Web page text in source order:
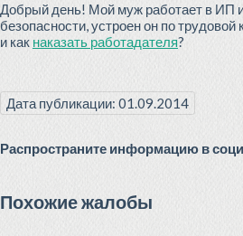
Добрый день! Мой муж работает в ИП и
безопасности, устроен он по
и как наказать работадателя?
Дата публикации: 01.09.2014
Распространите информацию в
Похожие жалобы